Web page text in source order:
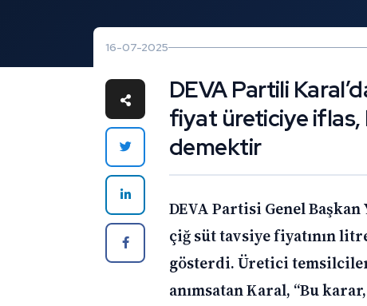
16-07-2025
DEVA Partili
fiyat üreticiye iflas,
demektir
DEVA Partisi Genel
çiğ süt tavsiye fiyatının
gösterdi. Üretici
anımsatan Karal, “Bu